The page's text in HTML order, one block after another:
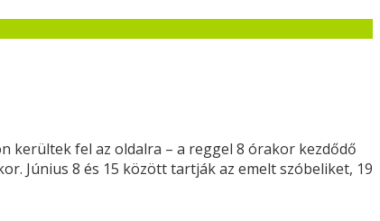
kerültek fel az oldalra – a reggel 8 órakor kezdődő
Június 8 és 15 között tartják az emelt szóbeliket, 19